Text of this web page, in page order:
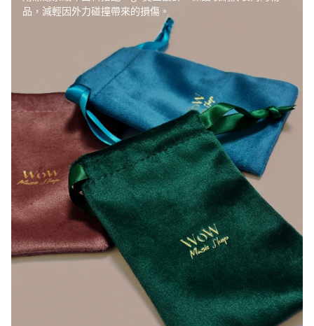
品，減輕因外力碰撞帶來的損傷。